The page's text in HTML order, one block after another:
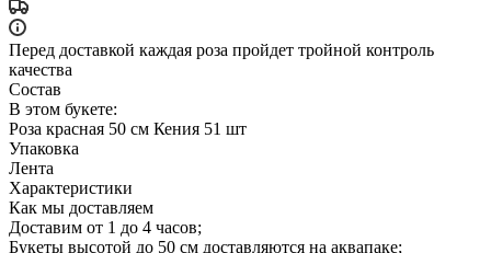
Перед доставкой каждая роза пройдет тройной контроль
качества
Состав
В этом букете:
Роза красная 50 см Кения 51 шт
Упаковка
Лента
Характеристики
Как мы доставляем
Доставим от 1 до 4 часов;
Букеты высотой до 50 см доставляются на аквапаке;